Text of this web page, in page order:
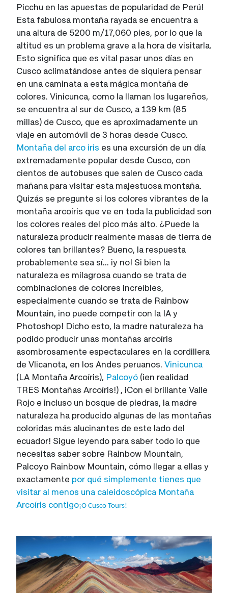
Picchu en las apuestas de popularidad de Perú!
Esta fabulosa montaña rayada se encuentra a
una altura de 5200 m/17,060 pies, por lo que la
altitud es un problema grave a la hora de visitarla.
Esto significa que es vital pasar unos días en
Cusco aclimatándose antes de siquiera pensar
en una caminata a esta mágica montaña de
colores. Vinicunca, como la llaman los lugareños,
se encuentra al sur de Cusco, a 139 km (85
millas) de Cusco, que es aproximadamente un
viaje en automóvil de 3 horas desde Cusco.
Montaña del arco iris es una excursión de un día
extremadamente popular desde Cusco, con
cientos de autobuses que salen de Cusco cada
mañana para visitar esta majestuosa montaña.
Quizás se pregunte si los colores vibrantes de la
montaña arcoíris que ve en toda la publicidad son
los colores reales del pico más alto. ¿Puede la
naturaleza producir realmente masas de tierra de
colores tan brillantes? Bueno, la respuesta
probablemente sea sí... ¡y no! Si bien la
naturaleza es milagrosa cuando se trata de
combinaciones de colores increíbles,
especialmente cuando se trata de Rainbow
Mountain, ¡no puede competir con la IA y
Photoshop! Dicho esto, la madre naturaleza ha
podido producir unas montañas arcoíris
asombrosamente espectaculares en la cordillera
de Vlicanota, en los Andes peruanos. Vinicunca
(LA Montaña Arcoíris), Palcoyó (¡en realidad
TRES Montañas Arcoíris!) , ¡Con el brillante Valle
Rojo e incluso un bosque de piedras, la madre
naturaleza ha producido algunas de las montañas
coloridas más alucinantes de este lado del
ecuador! Sigue leyendo para saber todo lo que
necesitas saber sobre Rainbow Mountain,
Palcoyo Rainbow Mountain, cómo llegar a ellas y
exactamente por qué simplemente tienes que
visitar al menos una caleidoscópica Montaña
Arcoíris contigo¡O Cusco Tours!